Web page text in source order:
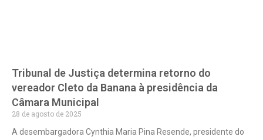
Tribunal de Justiça determina retorno do
vereador Cleto da Banana à presidência da
Câmara Municipal
28 de agosto de 2025
A desembargadora Cynthia Maria Pina Resende, presidente do